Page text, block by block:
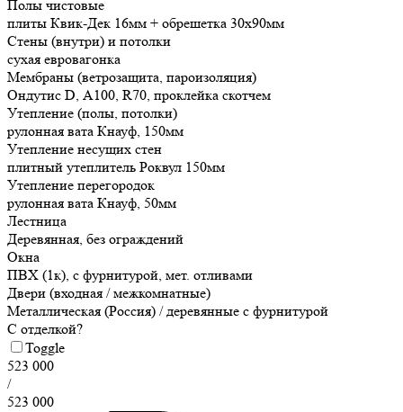
Полы чистовые
плиты Квик-Дек 16мм + обрешетка 30х90мм
Стены (внутри) и потолки
сухая евровагонка
Мембраны (ветрозащита, пароизоляция)
Ондутис D, А100, R70, проклейка скотчем
Утепление (полы, потолки)
рулонная вата Кнауф, 150мм
Утепление несущих стен
плитный утеплитель Роквул 150мм
Утепление перегородок
рулонная вата Кнауф, 50мм
Лестница
Деревянная, без ограждений
Окна
ПВХ (1к), с фурнитурой, мет. отливами
Двери (входная / межкомнатные)
Металлическая (Россия) / деревянные с фурнитурой
С отделкой?
Toggle
523 000
/
523 000